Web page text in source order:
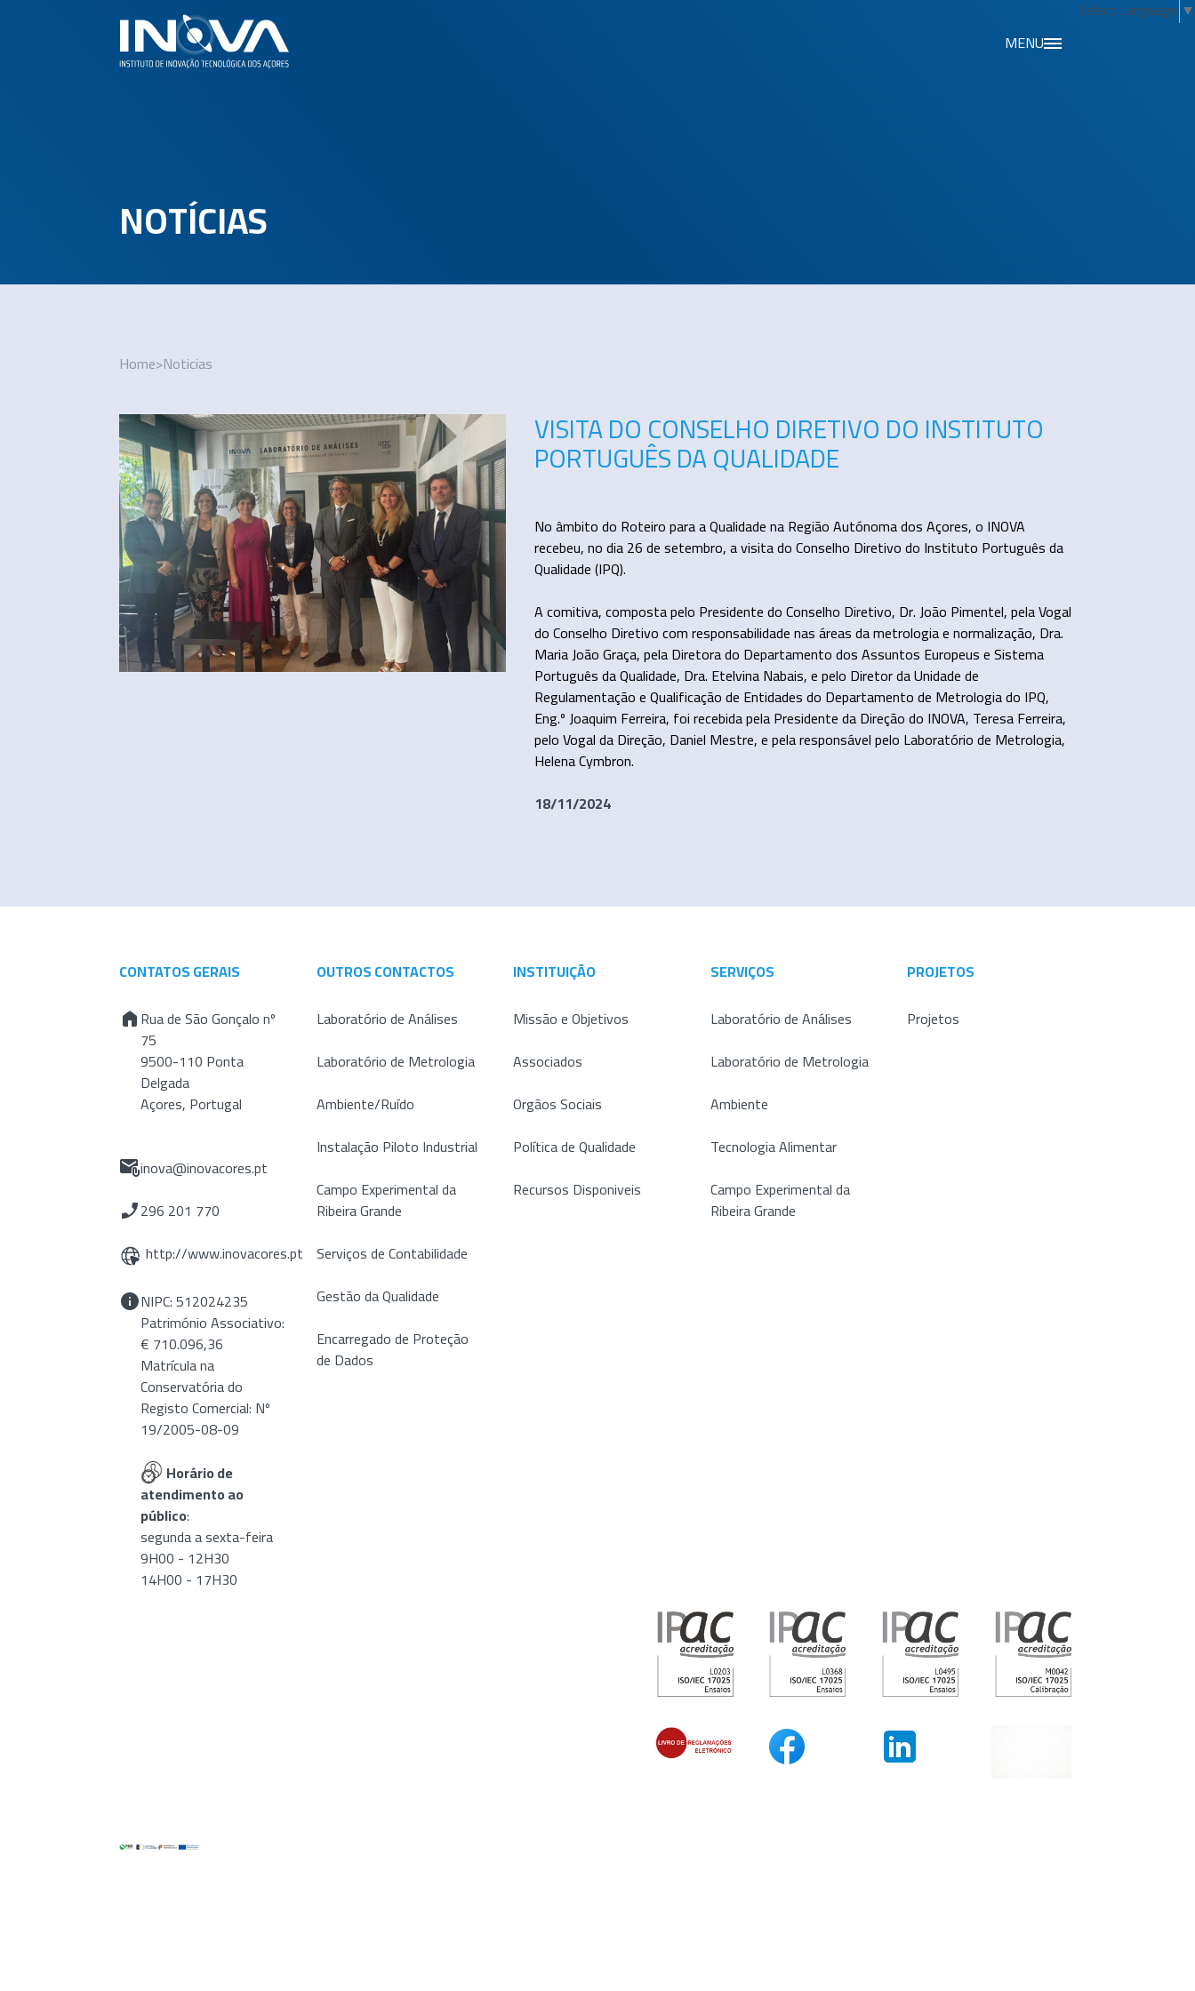
Select Language ▼
MENU
NOTÍCIAS
Home>Noticias
VISITA DO CONSELHO DIRETIVO DO INSTITUTO
PORTUGUÊS DA QUALIDADE
No âmbito do Roteiro para a Qualidade na Região Autónoma dos Açores, o INOVA
recebeu, no dia 26 de setembro, a visita do Conselho Diretivo do Instituto Português da
Qualidade (IPQ).
A comitiva, composta pelo Presidente do Conselho Diretivo, Dr. João Pimentel, pela Vogal
do Conselho Diretivo com responsabilidade nas áreas da metrologia e normalização, Dra.
Maria João Graça, pela Diretora do Departamento dos Assuntos Europeus e Sistema
Português da Qualidade, Dra. Etelvina Nabais, e pelo Diretor da Unidade de
Regulamentação e Qualificação de Entidades do Departamento de Metrologia do IPQ,
Eng.º Joaquim Ferreira, foi recebida pela Presidente da Direção do INOVA, Teresa Ferreira,
pelo Vogal da Direção, Daniel Mestre, e pela responsável pelo Laboratório de Metrologia,
Helena Cymbron.
18/11/2024
CONTATOS GERAIS
Rua de São Gonçalo nº
75
9500-110 Ponta
Delgada
Açores, Portugal
inova@inovacores.pt
296 201 770
http://www.inovacores.pt
NIPC: 512024235
Património Associativo:
€ 710.096,36
Matrícula na
Conservatória do
Registo Comercial: Nº
19/2005-08-09
Horário de
atendimento ao
público:
segunda a sexta-feira
9H00 - 12H30
14H00 - 17H30
OUTROS CONTACTOS
Laboratório de Análises
Laboratório de Metrologia
Ambiente/Ruído
Instalação Piloto Industrial
Campo Experimental da
Ribeira Grande
Serviços de Contabilidade
Gestão da Qualidade
Encarregado de Proteção
de Dados
INSTITUIÇÃO
Missão e Objetivos
Associados
Orgãos Sociais
Política de Qualidade
Recursos Disponiveis
SERVIÇOS
Laboratório de Análises
Laboratório de Metrologia
Ambiente
Tecnologia Alimentar
Campo Experimental da
Ribeira Grande
PROJETOS
Projetos